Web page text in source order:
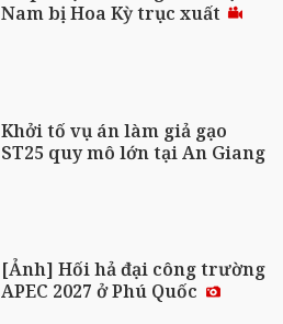
Nam bị Hoa Kỳ trục xuất
Khởi tố vụ án làm giả gạo
ST25 quy mô lớn tại An Giang
[Ảnh] Hối hả đại công trường
APEC 2027 ở Phú Quốc